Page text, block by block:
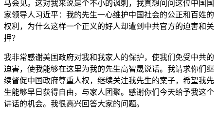
马会见。这对我来说是个不小的讽刺，我真想问问这位中国国
家领导人习近平：我的先生一心维护中国社会的公正和百姓的
权利，为什么这样一个正义的好人却遭到中共官方的迫害和关
押？
我非常感谢美国政府对我和我家人的保护，使我们免受中共的
迫害，使我能够在这里为我的先生高智晟说话。我请求你们继
续督促中国政府尊重人权，继续关注我先生的案子，希望我先
生能够早日获得自由，与家人团聚。感谢你们今天给予我这个
讲话的机会。我很高兴回答大家的问题。